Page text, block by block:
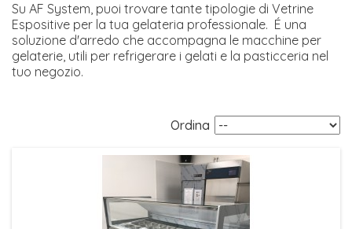
Su AF System, puoi trovare tante tipologie di Vetrine
Espositive per la tua gelateria professionale. É una
soluzione d'arredo che accompagna le macchine per
gelaterie, utili per refrigerare i gelati e la pasticceria nel
tuo negozio.
Ordina